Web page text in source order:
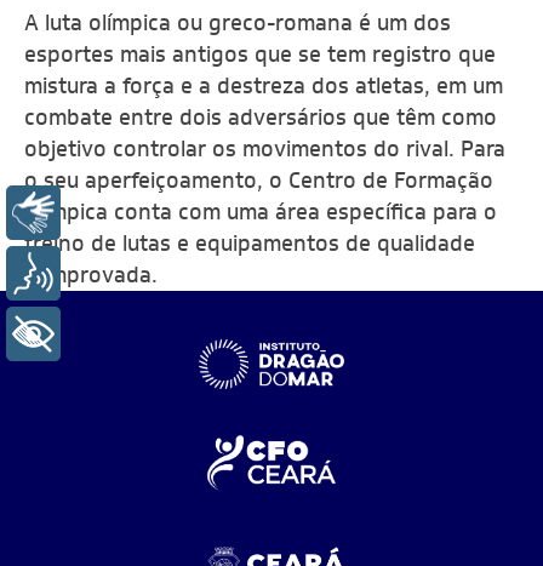
A luta olímpica ou greco-romana é um dos
esportes mais antigos que se tem registro que
mistura a força e a destreza dos atletas, em um
combate entre dois adversários que têm como
objetivo controlar os movimentos do rival. Para
o seu aperfeiçoamento, o Centro de Formação
Olímpica conta com uma área específica para o
treino de lutas e equipamentos de qualidade
comprovada.
Libras
Voz
+ Acessibilidade